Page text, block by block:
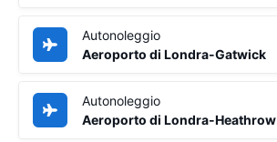
Autonoleggio
Aeroporto di Londra-Gatwick
Autonoleggio
Aeroporto di Londra-Heathrow